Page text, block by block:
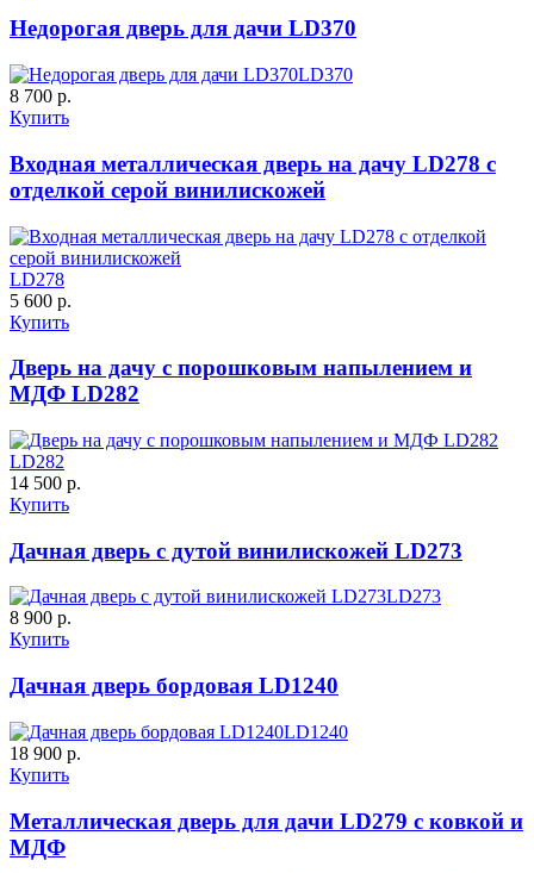
Порошковое напыление
"Крокодил"
Порошковое напыление "Шелк"
К-35 С К-35 СС
C59 C60
Недорогая дверь для дачи LD370
LD370
8 700 р.
Купить
Входная металлическая дверь на дачу LD278 с
отделкой серой винилискожей
LD278
5 600 р.
Купить
Дверь на дачу с порошковым напылением и
МДФ LD282
LD282
14 500 р.
Купить
Дачная дверь с дутой винилискожей LD273
LD273
8 900 р.
Купить
Дачная дверь бордовая LD1240
LD1240
18 900 р.
Купить
Металлическая дверь для дачи LD279 с ковкой и
МДФ